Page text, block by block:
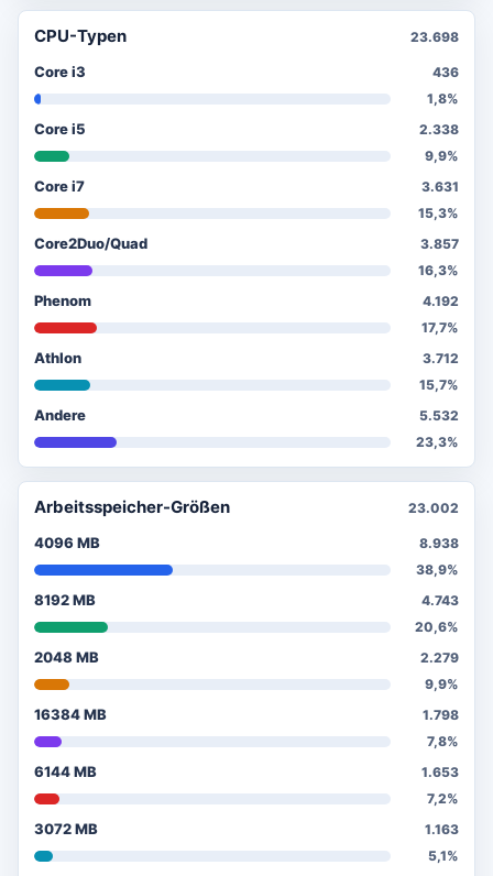
CPU-Typen 23.698
Core i3
436
1,8%
Core i5
2.338
9,9%
Core i7
3.631
15,3%
Core2Duo/Quad
3.857
16,3%
Phenom
4.192
17,7%
Athlon
3.712
15,7%
Andere
5.532
23,3%
Arbeitsspeicher-Größen 23.002
4096 MB
8.938
38,9%
8192 MB
4.743
20,6%
2048 MB
2.279
9,9%
16384 MB
1.798
7,8%
6144 MB
1.653
7,2%
3072 MB
1.163
5,1%